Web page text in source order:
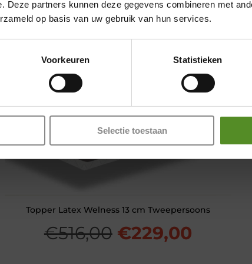
Deze partners kunnen deze gegevens combineren met
op basis van uw gebruik van hun services.
Voorkeuren Statistieken
Selectie toestaan
Topper Latex Welness 13 cm Tweepersoons
€516,00 Oorspronkelijke
€229,00Huidige
Vrijdag 12:00 – 17:00
Zaterdag 12:00 – 17:00
Zondag 12:00 – 17:00